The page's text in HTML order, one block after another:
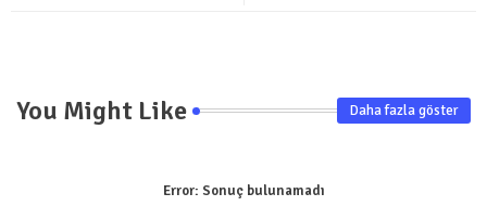
You Might Like Daha fazla göster
Error: Sonuç bulunamadı